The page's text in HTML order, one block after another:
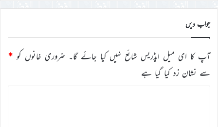
جواب دیں
آپ کا ای میل ایڈریس شائع نہیں کیا جائے گا۔ ضروری خانوں کو *
سے نشان زد کیا گیا ہے